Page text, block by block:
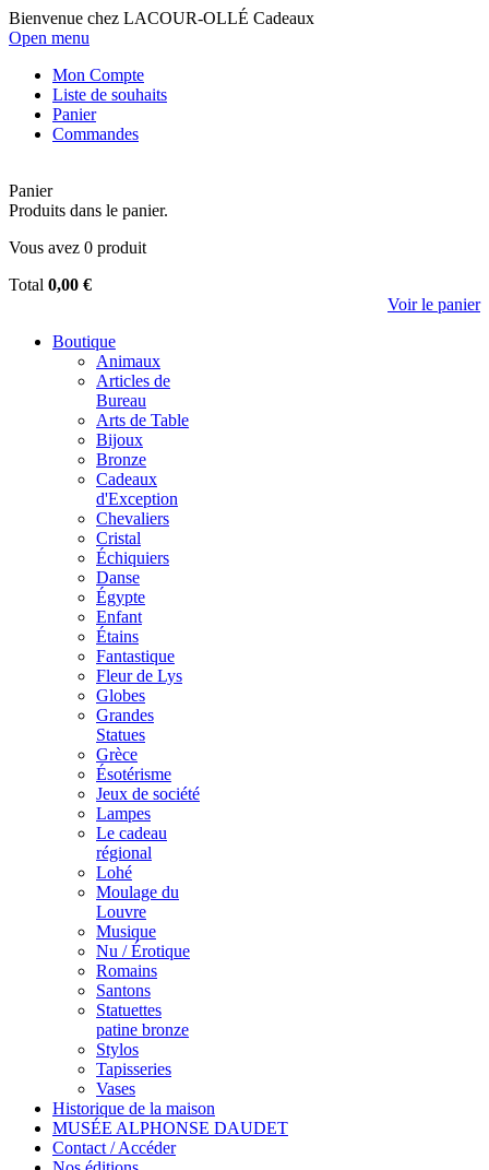
Bienvenue chez LACOUR-OLLÉ Cadeaux
Open menu
Mon Compte
Liste de souhaits
Panier
Commandes
Panier
Produits dans le panier.
Vous avez 0 produit
Total 0,00 €
Voir le panier
Boutique
Animaux
Articles de
Bureau
Arts de Table
Bijoux
Bronze
Cadeaux
d'Exception
Chevaliers
Cristal
Échiquiers
Danse
Égypte
Enfant
Étains
Fantastique
Fleur de Lys
Globes
Grandes
Statues
Grèce
Ésotérisme
Jeux de société
Lampes
Le cadeau
régional
Lohé
Moulage du
Louvre
Musique
Nu / Érotique
Romains
Santons
Statuettes
patine bronze
Stylos
Tapisseries
Vases
Historique de la maison
MUSÉE ALPHONSE DAUDET
Contact / Accéder